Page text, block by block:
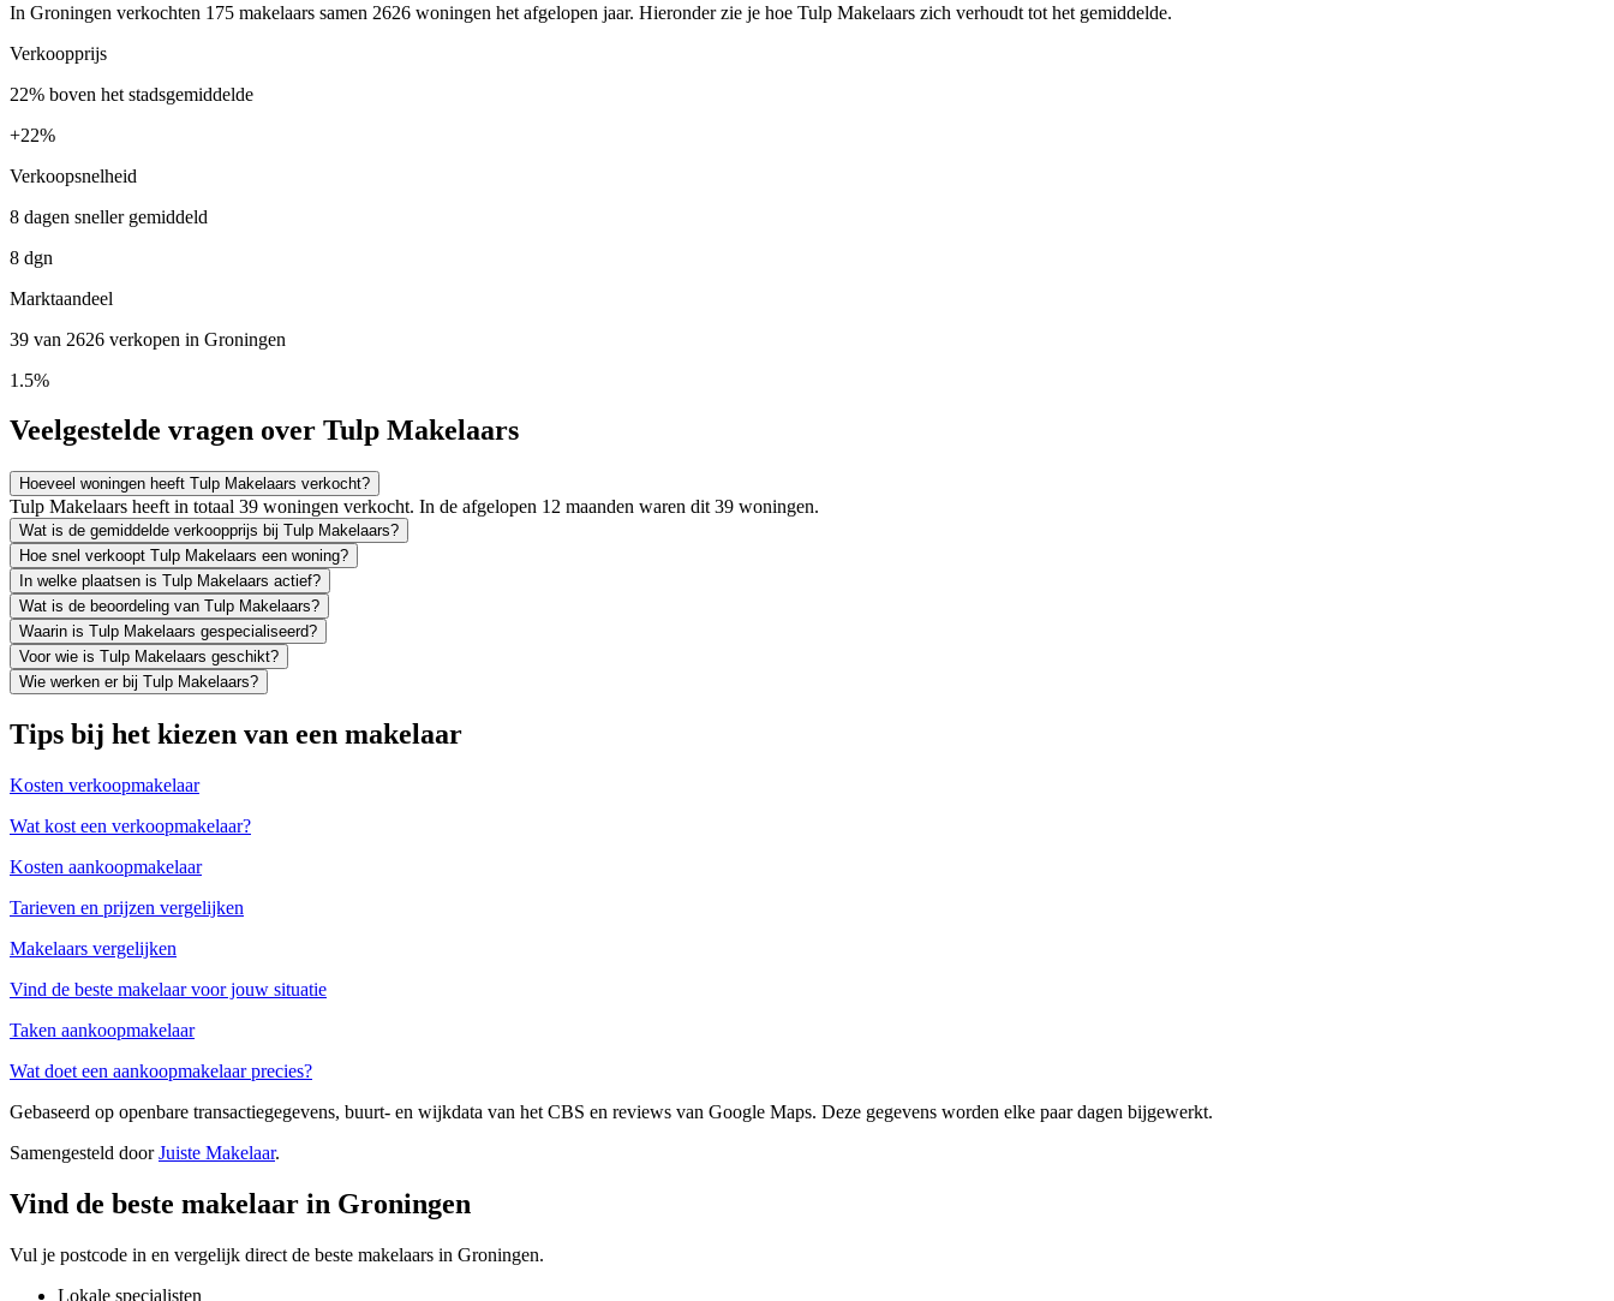
In Groningen verkochten 175 makelaars samen 2626 woningen het afgelopen jaar. Hieronder zie je hoe Tulp Makelaars zich verhoudt tot het gemiddelde.
Verkoopprijs
22% boven het stadsgemiddelde
+22%
Verkoopsnelheid
8 dagen sneller gemiddeld
8 dgn
Marktaandeel
39 van 2626 verkopen in Groningen
1.5%
Veelgestelde vragen over Tulp Makelaars
Hoeveel woningen heeft Tulp Makelaars verkocht?
Tulp Makelaars heeft in totaal 39 woningen verkocht. In de afgelopen 12 maanden waren dit 39 woningen.
Wat is de gemiddelde verkoopprijs bij Tulp Makelaars?
Hoe snel verkoopt Tulp Makelaars een woning?
In welke plaatsen is Tulp Makelaars actief?
Wat is de beoordeling van Tulp Makelaars?
Waarin is Tulp Makelaars gespecialiseerd?
Voor wie is Tulp Makelaars geschikt?
Wie werken er bij Tulp Makelaars?
Tips bij het kiezen van een makelaar
Kosten verkoopmakelaar
Wat kost een verkoopmakelaar?
Kosten aankoopmakelaar
Tarieven en prijzen vergelijken
Makelaars vergelijken
Vind de beste makelaar voor jouw situatie
Taken aankoopmakelaar
Wat doet een aankoopmakelaar precies?
Gebaseerd op openbare transactiegegevens, buurt- en wijkdata van het CBS en reviews van Google Maps. Deze gegevens worden elke paar dagen bijgewerkt.
Samengesteld doorJuiste Makelaar.
Vind de beste makelaar in Groningen
Vul je postcode in en vergelijk direct de beste makelaars in Groningen.
Lokale specialisten